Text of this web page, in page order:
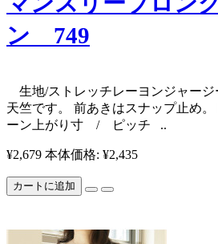
ン 749
生地/ストレッチレーヨンジャージ
天竺です。 前あきはスナップ止め
ーン上がり寸 / ピッチ ..
¥2,679 本体価格: ¥2,435
カートに追加